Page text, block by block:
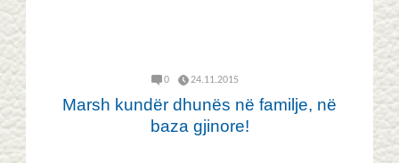
0 24.11.2015
Marsh kundër dhunës në familje, në
baza gjinore!